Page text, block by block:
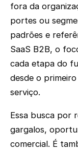
fora da
portes ou
padrões e
SaaS B2B, o
cada etapa do
desde o
serviço.
Essa busca por
gargalos,
comercial. É